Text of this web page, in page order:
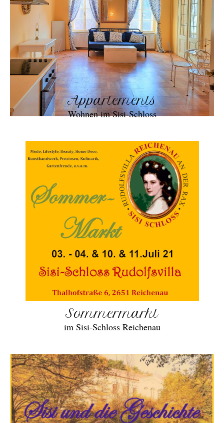
Appartements
Wohnen im Sisi-Schloss
Sommermarkt
im Sisi-Schloss Reichenau